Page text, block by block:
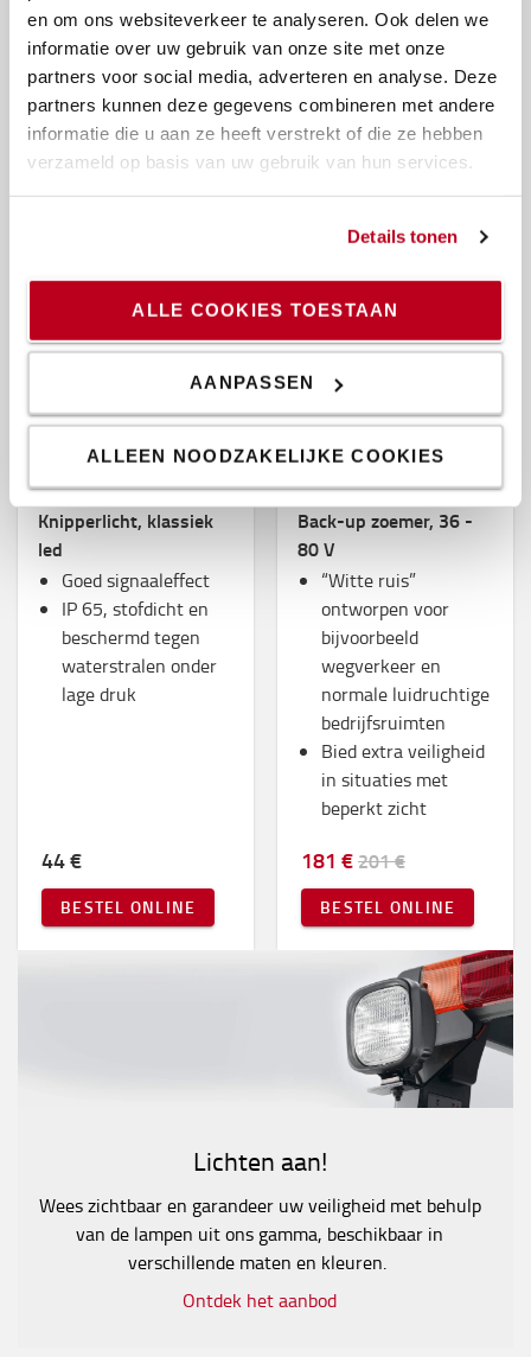
en om ons websiteverkeer te analyseren. Ook delen we
informatie over uw gebruik van onze site met onze
partners voor social media, adverteren en analyse. Deze
partners kunnen deze gegevens combineren met andere
informatie die u aan ze heeft verstrekt of die ze hebben
verzameld op basis van uw gebruik van hun services.
Details tonen
ALLE COOKIES TOESTAAN
AANPASSEN
ALLEEN NOODZAKELIJKE COOKIES
en zorgt ervoor dat
de lader permanent
kan worden
aangesloten
280 €
BESTEL ONLINE
Vanaf 349 €
BESTEL ONLINE
Knipperlicht, klassiek
led
Goed signaaleffect
IP 65, stofdicht en
beschermd tegen
waterstralen onder
lage druk
44 €
BESTEL ONLINE
Back-up zoemer, 36 -
80 V
“Witte ruis”
ontworpen voor
bijvoorbeeld
wegverkeer en
normale luidruchtige
bedrijfsruimten
Bied extra veiligheid
in situaties met
beperkt zicht
181 €201 €
BESTEL ONLINE
Lichten aan!
Wees zichtbaar en garandeer uw veiligheid met behulp
van de lampen uit ons gamma, beschikbaar in
verschillende maten en kleuren.
Ontdek het aanbod